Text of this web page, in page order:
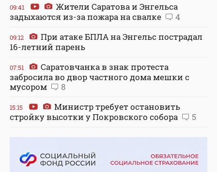
09:41
Жители Саратова и Энгельса
задыхаются из-за пожара на свалке
4
09:12
При атаке БПЛА на Энгельс пострадал
16-летний парень
07:51
Саратовчанка в знак протеста
забросила во двор частного дома мешки с
мусором
8
15:15
Министр требует остановить
стройку высотки у Покровского собора
5